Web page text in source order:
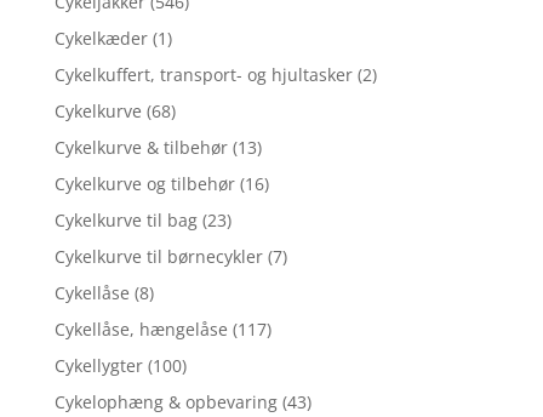
Cykelkæder (1)
Cykelkuffert, transport- og hjultasker (2)
Cykelkurve (68)
Cykelkurve & tilbehør (13)
Cykelkurve og tilbehør (16)
Cykelkurve til bag (23)
Cykelkurve til børnecykler (7)
Cykellåse (8)
Cykellåse, hængelåse (117)
Cykellygter (100)
Cykelophæng & opbevaring (43)